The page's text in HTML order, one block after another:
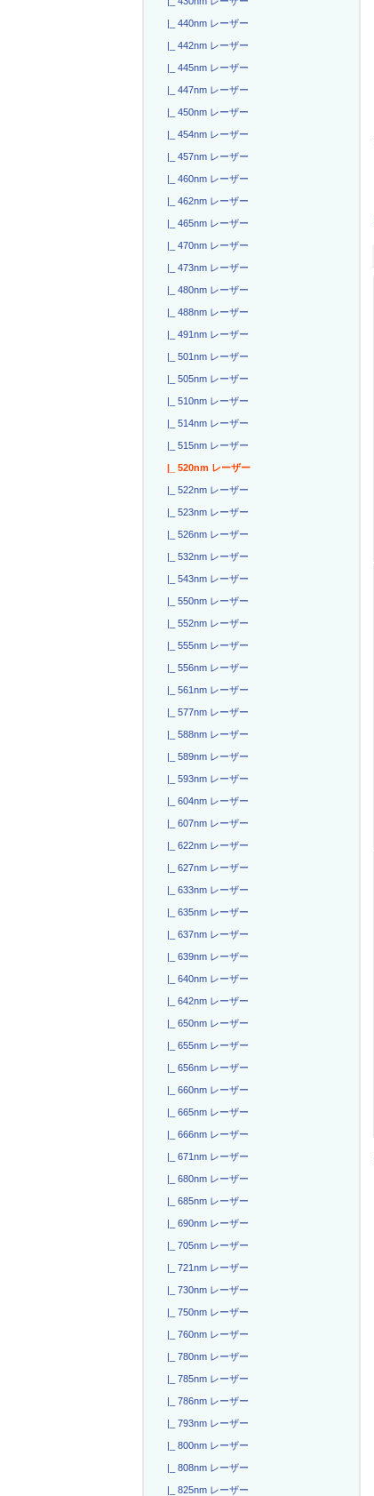
|_ 440nm レーザー
|_ 442nm レーザー
|_ 445nm レーザー
|_ 447nm レーザー
|_ 450nm レーザー
|_ 454nm レーザー
|_ 457nm レーザー
|_ 460nm レーザー
|_ 462nm レーザー
|_ 465nm レーザー
|_ 470nm レーザー
|_ 473nm レーザー
|_ 480nm レーザー
|_ 488nm レーザー
|_ 491nm レーザー
|_ 501nm レーザー
|_ 505nm レーザー
|_ 510nm レーザー
|_ 514nm レーザー
|_ 515nm レーザー
|_ 520nm レーザー
|_ 522nm レーザー
|_ 523nm レーザー
|_ 526nm レーザー
|_ 532nm レーザー
|_ 543nm レーザー
|_ 550nm レーザー
|_ 552nm レーザー
|_ 555nm レーザー
|_ 556nm レーザー
|_ 561nm レーザー
|_ 577nm レーザー
|_ 588nm レーザー
|_ 589nm レーザー
|_ 593nm レーザー
|_ 604nm レーザー
|_ 607nm レーザー
|_ 622nm レーザー
|_ 627nm レーザー
|_ 633nm レーザー
|_ 635nm レーザー
|_ 637nm レーザー
|_ 639nm レーザー
|_ 640nm レーザー
|_ 642nm レーザー
|_ 650nm レーザー
|_ 655nm レーザー
|_ 656nm レーザー
|_ 660nm レーザー
|_ 665nm レーザー
|_ 666nm レーザー
|_ 671nm レーザー
|_ 680nm レーザー
|_ 685nm レーザー
|_ 690nm レーザー
|_ 705nm レーザー
|_ 721nm レーザー
|_ 730nm レーザー
|_ 750nm レーザー
|_ 760nm レーザー
|_ 780nm レーザー
|_ 785nm レーザー
|_ 786nm レーザー
|_ 793nm レーザー
|_ 800nm レーザー
|_ 808nm レーザー
|_ 825nm レーザー